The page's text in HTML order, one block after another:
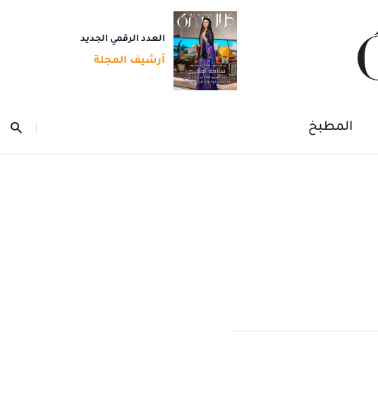
العدد الرقمي الجديد
أرشيف المجلة
المطبخ